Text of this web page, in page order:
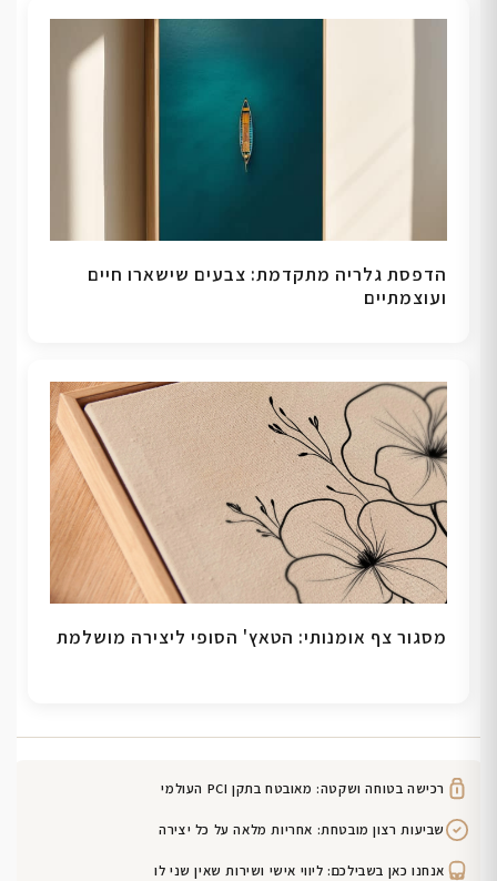
הדפסת גלריה מתקדמת: צבעים שישארו חיים
ועוצמתיים
מסגור צף אומנותי: הטאץ' הסופי ליצירה מושלמת
רכישה בטוחה ושקטה: מאובטח בתקן PCI העולמי
שביעות רצון מובטחת: אחריות מלאה על כל יצירה
אנחנו כאן בשבילכם: ליווי אישי ושירות שאין שני לו